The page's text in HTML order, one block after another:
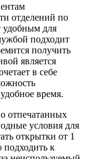
отделений по
удобным для
подходит
получить
является
в себе
время.
отпечатанных
условия для
открытки от 1
подходить к